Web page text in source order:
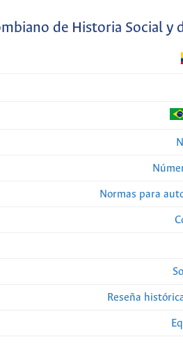
de Historia Social y
Normas para
Reseña